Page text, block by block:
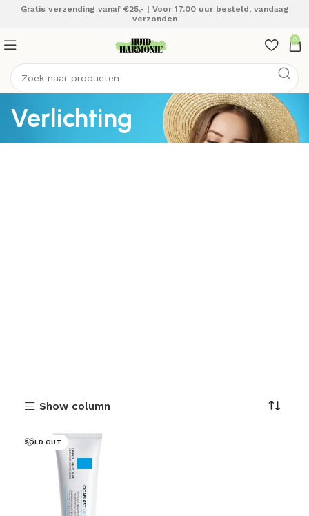
Gratis verzending vanaf €25,- | Voor 17.00 uur besteld, vandaag
verzonden
0
Verlichting
Show column
SOLD OUT